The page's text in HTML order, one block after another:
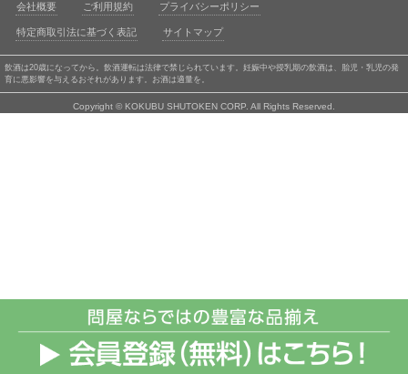
会社概要 ご利用規約 プライバシーポリシー
特定商取引法に基づく表記 サイトマップ
飲酒は20歳になってから。飲酒運転は法律で禁じられています。妊娠中や授乳期の飲酒は、胎児・乳児の発
育に悪影響を与えるおそれがあります。お酒は適量を。
Copyright © KOKUBU SHUTOKEN CORP. All Rights Reserved.